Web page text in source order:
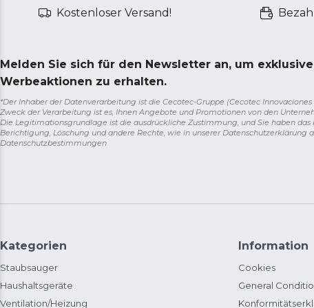
Kostenloser Versand!
Melden Sie sich für den Newsletter an, um
Werbeaktionen zu erhalten.
*Der Inhaber der Datenverarbeitung ist die Cecotec-Gruppe (Cecotec Innovaciones
Zweck der Verarbeitung ist es, Ihnen Angebote und Promotionen von den
Die Legitimationsgrundlage ist die ausdrückliche Zustimmung, und Sie haben das
Berichtigung, Löschung und andere Rechte, wie in unserer Datenschutzerklärung
Datenschutzbestimmungen
Kategorien
Staubsauger
Haushaltsgeräte
Ventilation/Heizung
Information
Cookies
General